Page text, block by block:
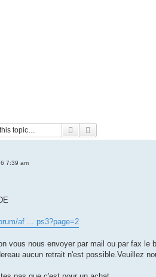
Search
7:39 am
af ... ps3?page=2
vous nous envoyer par mail ou par fax le
aucun retrait n'est possible.Veuillez